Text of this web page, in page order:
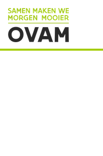
Skip to Main Content